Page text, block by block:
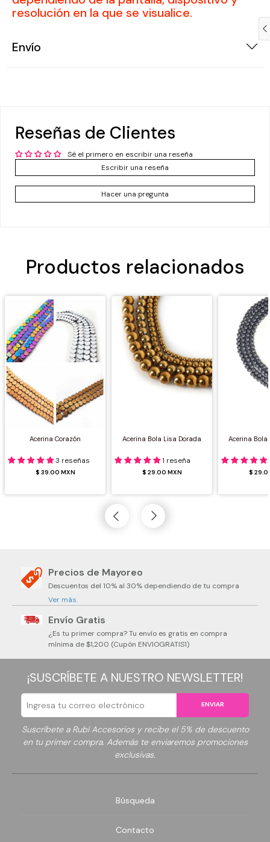
resolución en la que se visualice.
Envío
Reseñas de Clientes
Sé el primero en escribir una reseña
Escribir una reseña
Hacer una pregunta
Productos relacionados
Acerina Corazón
3 reseñas
$ 39.00 MXN
Acerina Bola Lisa Dorada
1 reseña
$ 29.00 MXN
Acerina
$
Precios de Mayoreo
Descuentos del 10% al 30% dependiendo de tu compra
Ver más.
Envío Gratis
¿Es tu primer compra? Tu envío es gratis en compra
mínima de $1,200 (Cupón ENVIOGRATIS1)
¡SUSCRÍBETE A NUESTRO NEWSLETTER!
ENVIAR
Suscríbete a Rubí Accesorios y recibe el 5% de descuento
en tu primer compra. Además te enviaremos promociones
exclusivas.
Búsqueda
Contacto
Compra ahora y paga a meses
¿Tienes dudas? Consulta nuestraAyuda.